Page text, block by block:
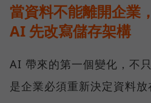
當資料不能離開企業
AI 先改寫儲存架構
AI 帶來的第一個變化，不
是企業必須重新決定資料放